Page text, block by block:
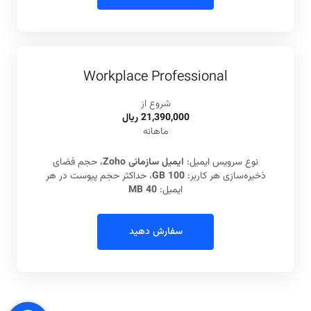
Workplace Professional
شروع از
21,390,000 ريال
ماهانه
نوع سرویس ایمیل: ایمیل سازمانی Zoho
، حجم فضای
ذخیره‌سازی هر کاربر:100 GB
، حداکثر حجم پیوست در هر
ایمیل: 40 MB
سفارش دهید